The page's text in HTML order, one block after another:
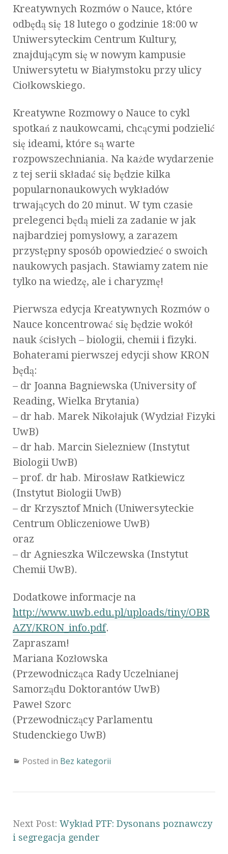
Kreatywnych Rozmów o Nauce, które
odbędą się 18 lutego o godzinie 18:00 w
Uniwersyteckim Centrum Kultury,
znajdującym się w nowym kampusie
Uniwersytetu w Białymstoku przy ulicy
Ciołkowskiego.
Kreatywne Rozmowy o Nauce to cykl
spotkań z naukowcami, chcącymi podzielić
się ideami, które są warte
rozpowszechniania. Na każde wydarzenie
z tej serii składać się będzie kilka
popularnonaukowych wykładów
trwających do 20 minut. W tym czasie
prelegenci będą mieli za zadanie w jak
najbardziej pomysłowy, a zarazem
przystępny sposób opowiedzieć o swoich
naukowych pasjach. Stawiamy zatem nie
tylko na wiedzę, ale i charyzmę!
Pierwsza edycja Kreatywnych Rozmów o
Nauce koncentrować się będzie wokół
nauk ścisłych – biologii, chemii i fizyki.
Bohaterami pierwszej edycji show KRON
będą:
– dr Joanna Bagniewska (University of
Reading, Wielka Brytania)
– dr hab. Marek Nikołajuk (Wydział Fizyki
UwB)
– dr hab. Marcin Sielezniew (Instytut
Biologii UwB)
– prof. dr hab. Mirosław Ratkiewicz
(Instytut Biologii UwB)
– dr Krzysztof Mnich (Uniwersyteckie
Centrum Obliczeniowe UwB)
oraz
– dr Agnieszka Wilczewska (Instytut
Chemii UwB).
Dodatkowe informacje na
http://www.uwb.edu.pl/uploads/tiny/OBR
AZY/KRON_info.pdf.
Zapraszam!
Mariana Kozłowska
(Przewodnicząca Rady Uczelnianej
Samorządu Doktorantów UwB)
Paweł Szorc
(Przewodniczący Parlamentu
Studenckiego UwB)
Posted in Bez kategorii
Next Post: Wykład PTF: Dysonans poznawczy
i segregacja gender